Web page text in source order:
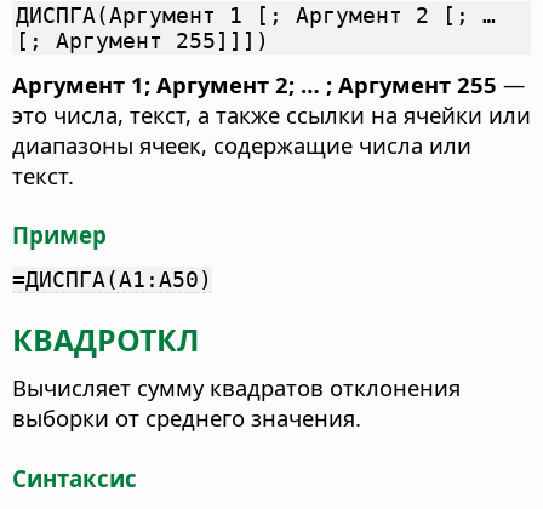
ДИСПГА(Аргумент 1 [; Аргумент 2 [; …
[; Аргумент 255]]])
Аргумент 1; Аргумент 2; … ; Аргумент 255 —
это числа, текст, а также ссылки на ячейки или
диапазоны ячеек, содержащие числа или
текст.
Пример
=ДИСПГА(A1:A50)
КВАДРОТКЛ
Вычисляет сумму квадратов отклонения
выборки от среднего значения.
Синтаксис